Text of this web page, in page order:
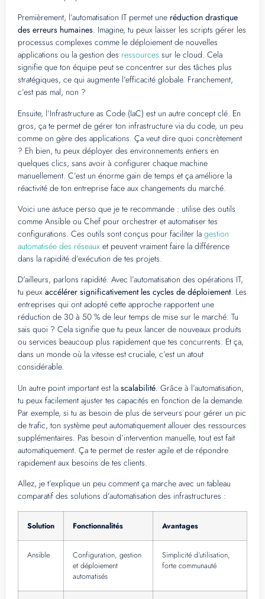
Premièrement, l’automatisation IT permet une réduction drastique
des erreurs humaines. Imagine, tu peux laisser les scripts gérer les
processus complexes comme le déploiement de nouvelles
applications ou la gestion des ressources sur le cloud. Cela
signifie que ton équipe peut se concentrer sur des tâches plus
stratégiques, ce qui augmente l’efficacité globale. Franchement,
c’est pas mal, non ?
Ensuite, l’Infrastructure as Code (IaC) est un autre concept clé. En
gros, ça te permet de gérer ton infrastructure via du code, un peu
comme on gère des applications. Ça veut dire quoi concrètement
? Eh bien, tu peux déployer des environnements entiers en
quelques clics, sans avoir à configurer chaque machine
manuellement. C’est un énorme gain de temps et ça améliore la
réactivité de ton entreprise face aux changements du marché.
Voici une astuce perso que je te recommande : utilise des outils
comme Ansible ou Chef pour orchestrer et automatiser tes
configurations. Ces outils sont conçus pour faciliter la gestion
automatisée des réseaux et peuvent vraiment faire la différence
dans la rapidité d’exécution de tes projets.
D’ailleurs, parlons rapidité. Avec l’automatisation des opérations IT,
tu peux accélérer significativement les cycles de déploiement. Les
entreprises qui ont adopté cette approche rapportent une
réduction de 30 à 50 % de leur temps de mise sur le marché. Tu
sais quoi ? Cela signifie que tu peux lancer de nouveaux produits
ou services beaucoup plus rapidement que tes concurrents. Et ça,
dans un monde où la vitesse est cruciale, c’est un atout
considérable.
Un autre point important est la scalabilité. Grâce à l’automatisation,
tu peux facilement ajuster tes capacités en fonction de la demande.
Par exemple, si tu as besoin de plus de serveurs pour gérer un pic
de trafic, ton système peut automatiquement allouer des ressources
supplémentaires. Pas besoin d’intervention manuelle, tout est fait
automatiquement. Ça te permet de rester agile et de répondre
rapidement aux besoins de tes clients.
Allez, je t’explique un peu comment ça marche avec un tableau
comparatif des solutions d’automatisation des infrastructures :
Solution Fonctionnalités Avantages
Ansible
Configuration, gestion
et déploiement
automatisés
Simplicité d’utilisation,
forte communauté